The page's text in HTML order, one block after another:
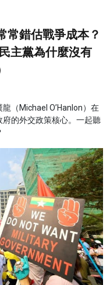
常錯估戰爭成本？
主黨為什麼沒有
（Michael O’Hanlon）在
的外交政策核心。一起聽